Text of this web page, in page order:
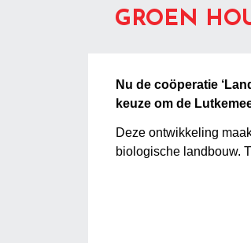
GROEN
Nu de coöperatie
keuze om de
Deze ontwikkeling
biologische landbouw.